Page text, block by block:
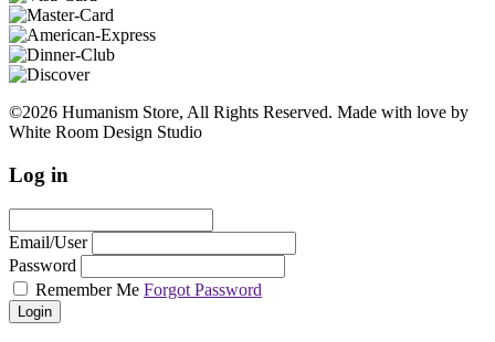
©2026 Humanism Store, All Rights Reserved. Made with love by
White Room Design Studio
Log in
Email/User
Password
Remember Me Forgot Password
Login